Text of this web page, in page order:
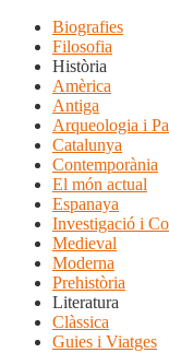
Biografies
Filosofia
Història
Amèrica
Antiga
Arqueologia i
Catalunya
Contemporània
El món actual
Espanaya
Investigació i
Medieval
Moderna
Prehistòria
Literatura
Clàssica
Guies i Viatges